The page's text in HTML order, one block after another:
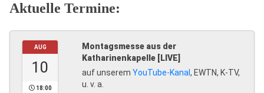
Aktuelle Termine:
AUG
10
18:00
Montagsmesse aus der
Katharinenkapelle [LIVE]
auf unserem YouTube-Kanal, EWTN, K-TV,
u. v. a.